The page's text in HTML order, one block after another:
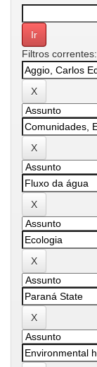
Filtros correntes: